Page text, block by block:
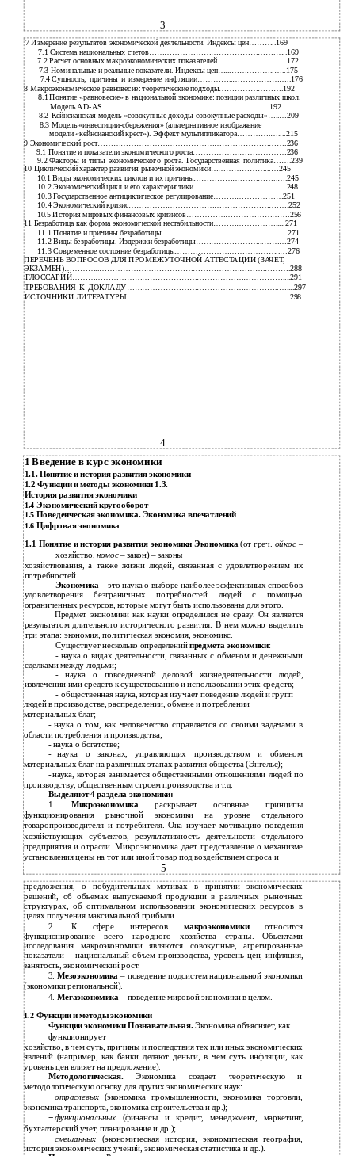
3
7 Измерение результатов экономической деятельности. Индексы цен………..169
7.1 Система национальных счетов………………………………………….…..169
7.2 Расчет основных макроэкономических показателей…....…………….…...172
7.3 Номинальные и реальные показатели. Индексы цен…...……………..…..175
7.4 Сущность, причины и измерение инфляции…………..…………………..176
8 Макроэкономическое равновесие: теоретические подходы…………………….192
8.1Понятие «равновесие» в национальной экономике: позиции различных школ.
МодельAD-AS……………………………………………….……….192
8.2 Кейнсианская модель «совокупныедоходы-совокупные расходы»…..…209
8.3 Модель«инвестиции-сбережения» (альтернативное изображение
модели «кейнсианский крест»). Эффект мультипликатора………….…....215
9 Экономический рост……………………………………………………………….236
9.1 Понятие и показатели экономического роста………………………………236
9.2 Факторы и типы экономического роста. Государственная политика…….239
10 Циклический характер развития рыночной экономики…………………...…245
10.1 Виды экономических циклов и их причины……………….…………..….245
10.2 Экономический цикл и его характеристики………………………...…….248
10.3 Государственное антициклическое регулирование………………………251
10.4 Экономический кризис………………………………………………….….252
10.5 История мировых финансовых кризисов………………………………….256
11 Безработица как форма экономической нестабильности…………………….....271
11.1 Понятие и причины безработицы……………………………………….…271
11.2 Виды безработицы. Издержки безработицы……………………...………274
11.3 Современное состояние безработицы…………………………………..…276
ПЕРЕЧЕНЬ ВОПРОСОВ ДЛЯ ПРОМЕЖУТОЧНОЙ АТТЕСТАЦИИ (ЗАЧЕТ,
ЭКЗАМЕН)…………..……………………………………………………….……….288
ГЛОССАРИЙ………………………………………………………………………....291
ТРЕБОВАНИЯ К ДОКЛАДУ…………………………………………………..…....297
ИСТОЧНИКИ ЛИТЕРАТУРЫ……………………..……………………………..…298
4
1 Введение в курс экономики
1.1. Понятие и история развития экономики
1.2 Функции и методы экономики 1.3.
История развития экономики
1.4 Экономический кругооборот
1.5 Поведенческая экономика. Экономика впечатлений
1.6 Цифровая экономика
1.1 Понятие и история развития экономики Экономика(от греч. ойкос –
хозяйство, номос– закон) – законы
хозяйствования, а также жизни людей, связанная с удовлетворением их
потребностей.
Экономика – это наука о выборе наиболее эффективных способов
удовлетворения безграничных потребностей людей с помощью
ограниченных ресурсов, которые могут быть использованы для этого.
Предмет экономики как науки определился не сразу. Он является
результатом длительного исторического развития. В нем можно выделить
три этапа: экономия, политическая экономия, экономикс.
Существует несколько определенийпредмета экономики:
- наука о видах деятельности, связанных с обменом и денежными
сделками между людьми;
-
наука о повседневной деловой жизнедеятельности людей,
извлечении ими средств к существованию и использовании этих средств;
- общественная наука, которая изучает поведение людей и групп
людей в производстве, распределении, обмене и потреблении
материальных благ;
- наука о том, как человечество справляется со своими задачами в
области потребления и производства;
- наука о богатстве;
- наука о законах, управляющих производством и обменом
материальных благ на различных этапах развития общества (Энгельс);
-наука, которая занимается общественными отношениями людей по
производству, общественным строем производства и т.д.
Выделяют 4 раздела экономики:
1. Микроэкономикараскрывает основные принципы
функционирования рыночной экономики на уровне отдельного
товаропроизводителя и потребителя. Она изучает мотивацию поведения
хозяйствующих субъектов, результативность деятельности отдельного
предприятия и отрасли. Микроэкономика дает представление о механизме
установления цены на тот или иной товар под воздействием спроса и
5
предложения, о побудительных мотивах в принятии экономических
решений, об объемах выпускаемой продукции в различных рыночных
структурах, об оптимальном использовании экономических ресурсов в
целях получения максимальной прибыли.
2. К сфере интересов макроэкономикиотносится
функционирование всего народного хозяйства страны. Объектами
исследования макроэкономики являются совокупные, агрегированные
показатели – национальный объем производства, уровень цен, инфляция,
занятость, экономический рост.
3. Мезоэкономика– поведение подсистем национальной экономики
(экономики региональной).
4. Мегаэкономика– поведение мировой экономики в целом.
1.2 Функции и методы экономики
Функции экономики Познавательная.Экономика объясняет, как
функционирует
хозяйство, в чем суть, причины и последствия тех или иных экономических
явлений (например, как банки делают деньги, в чем суть инфляции, как
уровень цен влияет на предложение).
Методологическая.Экономика создает теоретическую и
методологическую основу для других экономических наук:
−отраслевых(экономика промышленности, экономика торговли,
экономика транспорта, экономика строительства и др.);
−функциональных (финансы и кредит, менеджмент, маркетинг,
бухгалтерский учет, планирование и др.);
−смешанных (экономическая история, экономическая география,
история экономических учений, экономическая статистика и др.).